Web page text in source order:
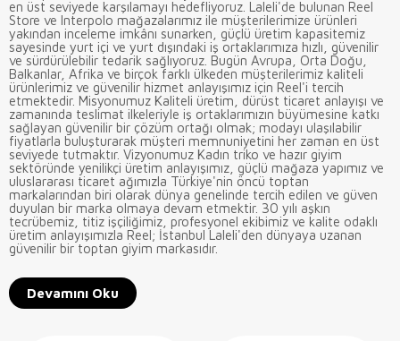
en üst seviyede karşılamayı hedefliyoruz. Laleli'de bulunan Reel
Store ve Interpolo mağazalarımız ile müşterilerimize ürünleri
yakından inceleme imkânı sunarken, güçlü üretim kapasitemiz
sayesinde yurt içi ve yurt dışındaki iş ortaklarımıza hızlı, güvenilir
ve sürdürülebilir tedarik sağlıyoruz. Bugün Avrupa, Orta Doğu,
Balkanlar, Afrika ve birçok farklı ülkeden müşterilerimiz kaliteli
ürünlerimiz ve güvenilir hizmet anlayışımız için Reel'i tercih
etmektedir. Misyonumuz Kaliteli üretim, dürüst ticaret anlayışı ve
zamanında teslimat ilkeleriyle iş ortaklarımızın büyümesine katkı
sağlayan güvenilir bir çözüm ortağı olmak; modayı ulaşılabilir
fiyatlarla buluşturarak müşteri memnuniyetini her zaman en üst
seviyede tutmaktır. Vizyonumuz Kadın triko ve hazır giyim
sektöründe yenilikçi üretim anlayışımız, güçlü mağaza yapımız ve
uluslararası ticaret ağımızla Türkiye'nin öncü toptan
markalarından biri olarak dünya genelinde tercih edilen ve güven
duyulan bir marka olmaya devam etmektir. 30 yılı aşkın
tecrübemiz, titiz işçiliğimiz, profesyonel ekibimiz ve kalite odaklı
üretim anlayışımızla Reel; İstanbul Laleli'den dünyaya uzanan
güvenilir bir toptan giyim markasıdır.
Devamını Oku